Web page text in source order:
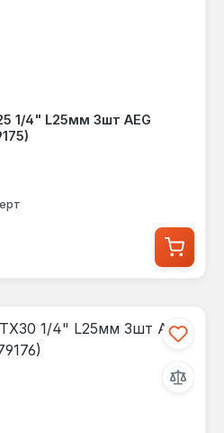
1/4" L25мм 3шт AEG